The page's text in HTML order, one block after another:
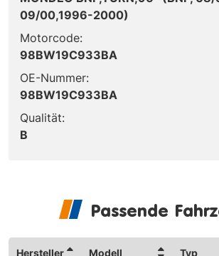
09/00,1996-2000)
Motorcode:
98BW19C933BA
OE-Nummer:
98BW19C933BA
Qualität:
B
Passende
Hersteller Modell Typ